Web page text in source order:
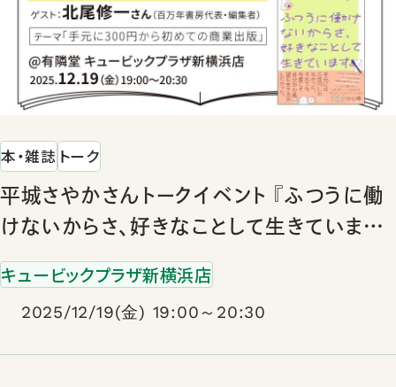
本・雑誌 トーク
平城さやかさんトークイベント 『ふつうに働
けないからさ、好きなことして生きていま
す。』発売記念 ゲスト：北尾修一さん（百万年
書房）
キュービックプラザ新横浜店
2025/12/19(金) 19:00～20:30